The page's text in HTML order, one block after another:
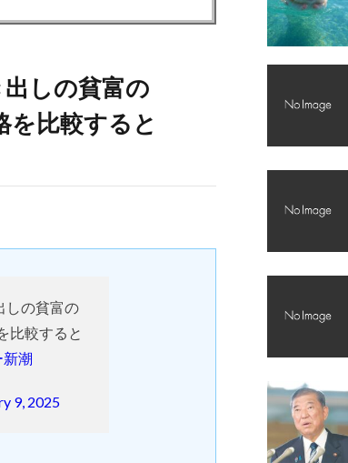
しの貧富の
を比較すると
しの貧富の
比較すると
潮
9, 2025